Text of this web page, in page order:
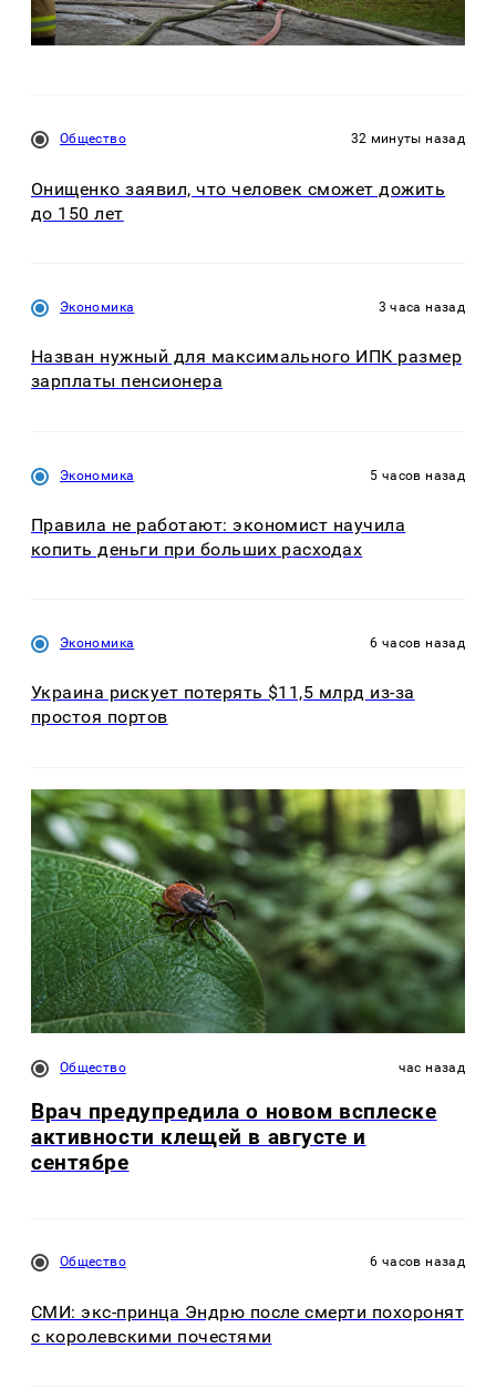
Общество 32 минуты назад
Онищенко заявил, что человек сможет дожить
до 150 лет
Экономика 3 часа назад
Назван нужный для максимального ИПК размер
зарплаты пенсионера
Экономика 5 часов назад
Правила не работают: экономист научила
копить деньги при больших расходах
Экономика 6 часов назад
Украина рискует потерять $11,5 млрд из-за
простоя портов
Общество час назад
Врач предупредила о новом всплеске
активности клещей в августе и
сентябре
Общество 6 часов назад
СМИ: экс-принца Эндрю после смерти похоронят
с королевскими почестями